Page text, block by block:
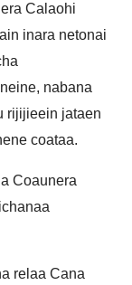
Calaohi
inara netonai
nabana
rijijieein jataen
coataa.
Coaunera
relaa Cana